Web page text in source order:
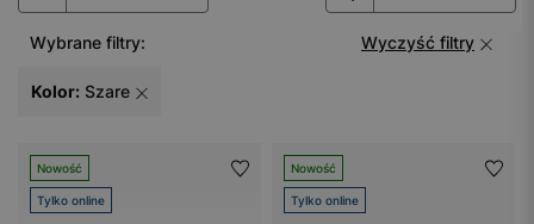
Wybrane filtry: Wyczyść filtry
Kolor: Szare
Nowość
Tylko online
Nowość
Tylko online